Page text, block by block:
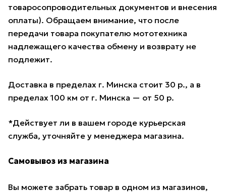
товаросопроводительных документов и внесения
оплаты). Обращаем внимание, что после
передачи товара покупателю мототехника
надлежащего качества обмену и возврату не
подлежит.
Доставка в пределах г. Минска стоит 30 р., а в
пределах 100 км от г. Минска — от 50 р.
*Действует ли в вашем городе курьерская
служба, уточняйте у менеджера магазина.
Самовывоз из магазина
Вы можете забрать товар в одном из магазинов,